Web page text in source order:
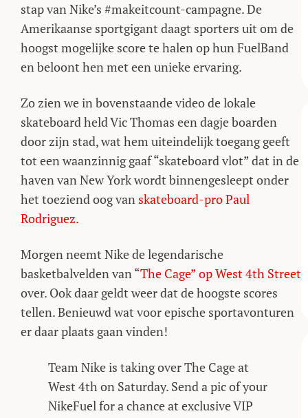
stap van Nike’s #makeitcount-campagne. De
Amerikaanse sportgigant daagt sporters uit om de
hoogst mogelijke score te halen op hun FuelBand
en beloont hen met een unieke ervaring.
Zo zien we in bovenstaande video de lokale
skateboard held Vic Thomas een dagje boarden
door zijn stad, wat hem uiteindelijk toegang geeft
tot een waanzinnig gaaf “skateboard vlot” dat in de
haven van New York wordt binnengesleept onder
het toeziend oog van skateboard-pro Paul
Rodriguez.
Morgen neemt Nike de legendarische
basketbalvelden van “The Cage” op West 4th Street
over. Ook daar geldt weer dat de hoogste scores
tellen. Benieuwd wat voor epische sportavonturen
er daar plaats gaan vinden!
Team Nike is taking over The Cage at
West 4th on Saturday. Send a pic of your
NikeFuel for a chance at exclusive VIP